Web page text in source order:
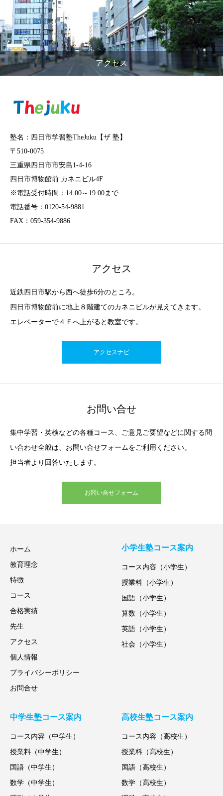
アクセス
塾名：四日市学習塾TheJuku【ザ 塾】
〒510-0075
三重県四日市市安島1-4-16
四日市博物館前 カネニビル4F
※電話受付時間：14:00～19:00まで
電話番号：0120-54-9881
FAX：059-354-9886
アクセス
近鉄四日市駅から西へ徒歩6分のところ。
四日市博物館前に地上８階建てのカネニビルが見えてきます。
エレベーターで４Ｆへ上がると教室です。
アクセスナビ
お問い合せ
集中学習・英検などの各種コース、ご意見ご要望などに関する問
い合わせ全般は、お問い合せフォームをご利用ください。
担当者より回答いたします。
お問い合せフォーム
ホーム
教育理念
特徴
コース
合格実績
先生
アクセス
個人情報
プライバシーポリシー
お問合せ
小学生塾コース案内
コース内容（小学生）
授業料（小学生）
国語（小学生）
算数（小学生）
英語（小学生）
社会（小学生）
中学生塾コース案内
コース内容（中学生）
授業料（中学生）
国語（中学生）
数学（中学生）
高校生塾コース案内
コース内容（高校生）
授業料（高校生）
国語（高校生）
数学（高校生）